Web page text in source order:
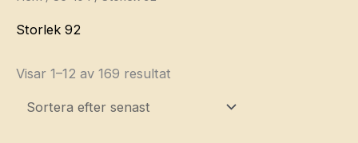
Storlek 92
Visar 1–12 av 169 resultat